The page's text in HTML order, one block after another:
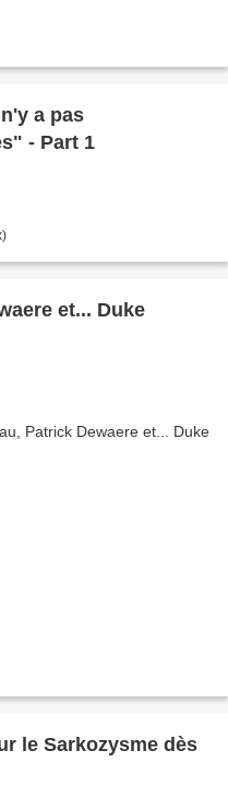
a pas
- Part 1
et... Duke
le Sarkozysme dès